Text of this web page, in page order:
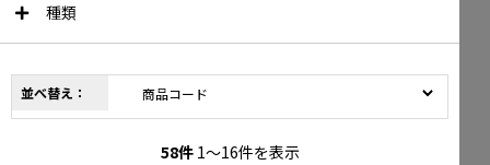
企業情報
種類
並べ替え：
58件1～16件を表示